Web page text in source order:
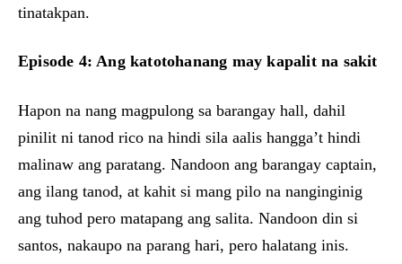
tinatakpan.
Episode 4: Ang katotohanang may kapalit na sakit
Hapon na nang magpulong sa barangay hall, dahil
pinilit ni tanod rico na hindi sila aalis hangga’t hindi
malinaw ang paratang. Nandoon ang barangay captain,
ang ilang tanod, at kahit si mang pilo na nanginginig
ang tuhod pero matapang ang salita. Nandoon din si
santos, nakaupo na parang hari, pero halatang inis.